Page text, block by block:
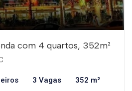
com 4 quartos, 352m²
3 Vagas 352 m²